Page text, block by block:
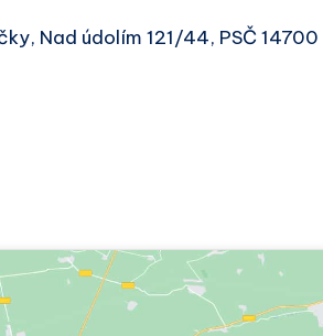
Nad údolím 121/44, PSČ 14700